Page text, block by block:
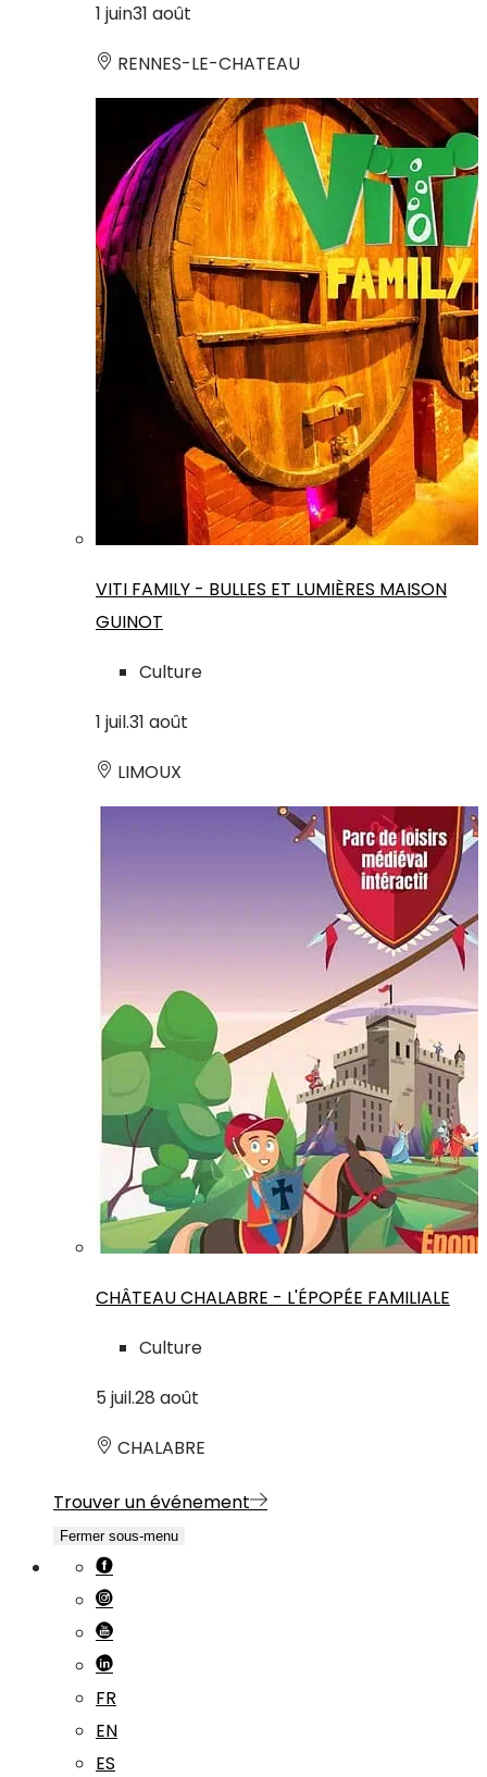
1 juin31 août
RENNES-LE-CHATEAU
VITI FAMILY - BULLES ET LUMIÈRES MAISON
GUINOT
Culture
1 juil.31 août
LIMOUX
CHÂTEAU CHALABRE - L'ÉPOPÉE FAMILIALE
Culture
5 juil.28 août
CHALABRE
Trouver un événement
Fermer sous-menu
FR
EN
ES